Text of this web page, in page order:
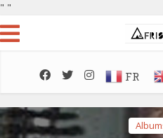
" "
FR